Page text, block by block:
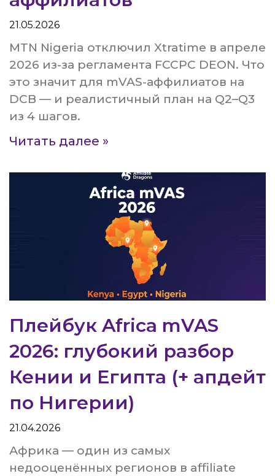
21.05.2026
MTN Nigeria отключил Xtratime в апреле
2026 из-за регламента FCCPC DEON. Что
это значит для mVAS-аффилиатов на
DCB — и реалистичный план на Q2–Q3
из 4 шагов.
Читать далее »
Плейбук Africa mVAS
2026: глубокий разбор
Кении и Египта (+ апдейт
по Нигерии)
21.04.2026
Африка — один из самых
недооценённых регионов в affiliate